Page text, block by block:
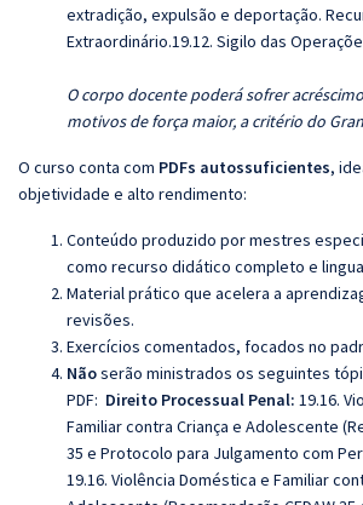
extradição, expulsão e deportação.
Extraordinário.19.12. Sigilo das
O corpo docente poderá sofrer
motivos de força maior, a critério do
O curso conta com PDFs autossuficientes,
objetividade e alto rendimento:
Conteúdo produzido por mestres
como recurso didático completo e
Material prático que acelera a
revisões.
Exercícios comentados, focados no
Nãoserão ministrados os seguintes
PDF: Direito Processual Penal: 19.16.
Familiar contra Criança e Adolescente
35 e Protocolo para Julgamento com
19.16. Violência Doméstica e Familiar